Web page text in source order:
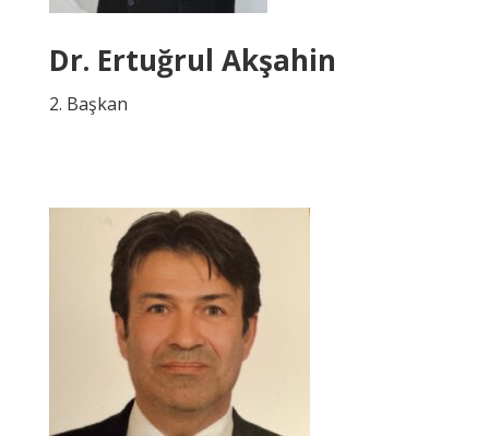
Dr. Ertuğrul Akşahin
2. Başkan